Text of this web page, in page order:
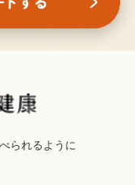
られるように